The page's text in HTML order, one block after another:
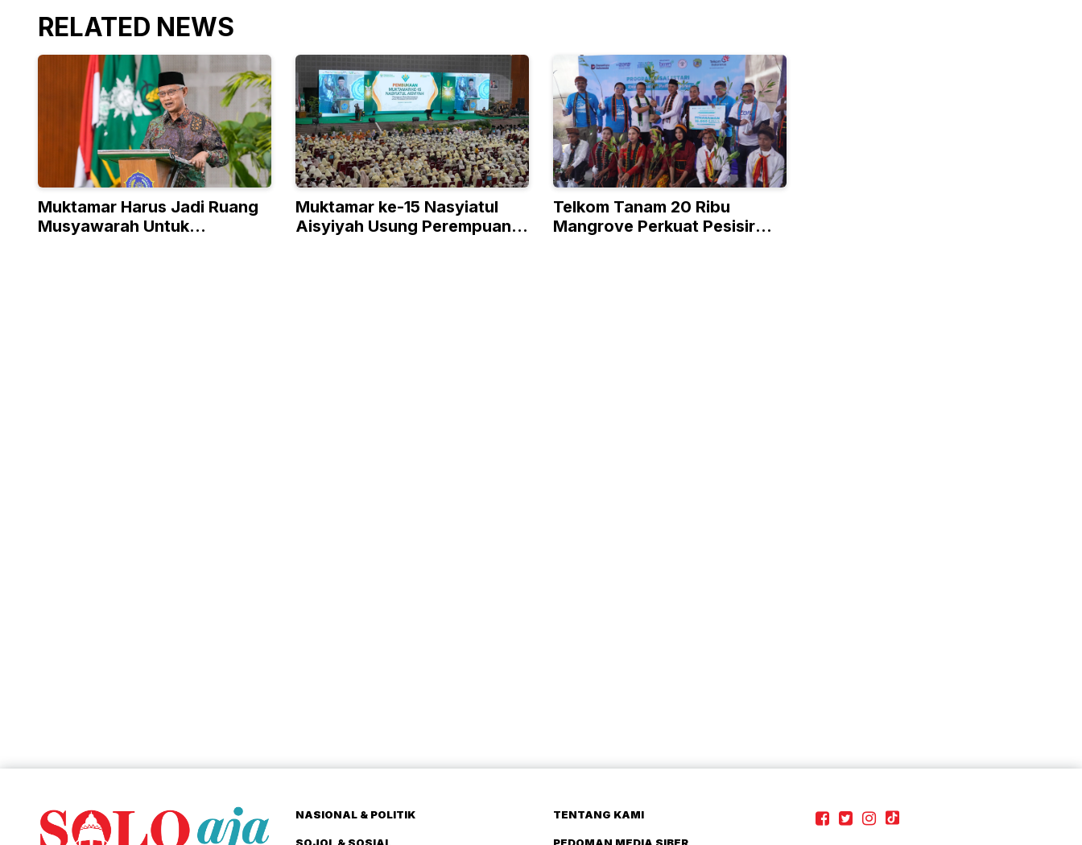
RELATED NEWS
Muktamar Harus Jadi Ruang
Musyawarah Untuk
Muktamar ke-15 Nasyiatul
Aisyiyah Usung Perempuan
Telkom Tanam 20 Ribu
Mangrove Perkuat Pesisir
NASIONAL & POLITIK
SOJOL & SOSIAL
TENTANG KAMI
PEDOMAN MEDIA SIBER